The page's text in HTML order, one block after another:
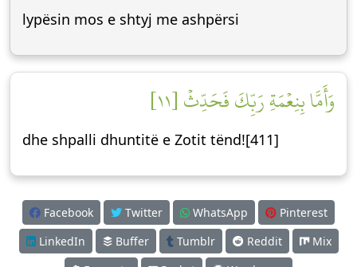
lypësin mos e shtyj me ashpërsi
وَأَمَّا بِنِعۡمَةِ رَبِّكَ فَحَدِّثۡ [١١]
dhe shpalli dhuntitë e Zotit tënd![411]
Facebook Twitter WhatsApp
Pinterest
LinkedIn
Buffer Tumblr Reddit
Mix